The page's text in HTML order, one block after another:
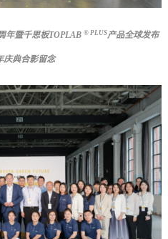
年暨千思板TOPLAB ® PLUS产品全球发布
庆典合影留念